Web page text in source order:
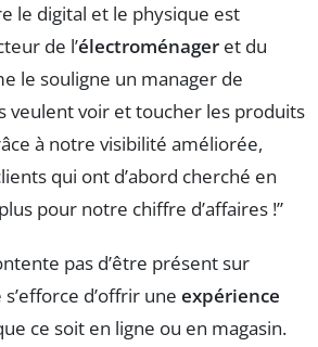
le digital et le physique est
de l’électroménager et du
le souligne un manager de
veulent voir et toucher les produits
à notre visibilité améliorée,
qui ont d’abord cherché en
pour notre chiffre d’affaires !”
pas d’être présent sur
d’offrir une expérience
ce soit en ligne ou en magasin.